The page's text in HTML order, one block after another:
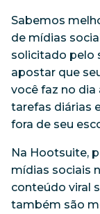
Sabemos
de mídias
solicitado pelo
apostar que
você faz no dia
tarefas diárias
fora de seu
Na Hootsuite,
mídias sociais
conteúdo viral
também são